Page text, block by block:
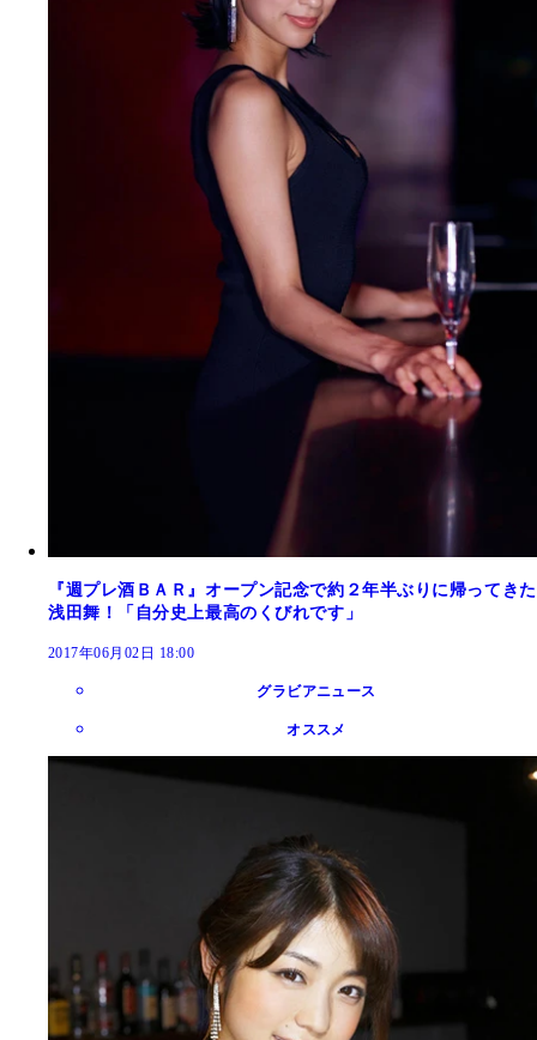
『週プレ酒ＢＡＲ』オープン記念で約２年半ぶりに帰ってきた
浅田舞！「自分史上最高のくびれです」
2017年06月02日 18:00
グラビアニュース
オススメ